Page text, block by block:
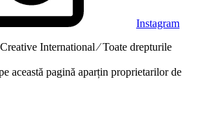
Instagram
International ⁄ Toate drepturile
această pagină aparțin proprietarilor de